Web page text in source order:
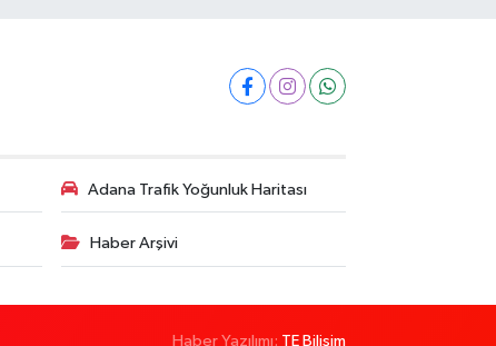
Adana Trafik Yoğunluk Haritası
Haber Arşivi
Haber Yazılımı: TE Bilişim